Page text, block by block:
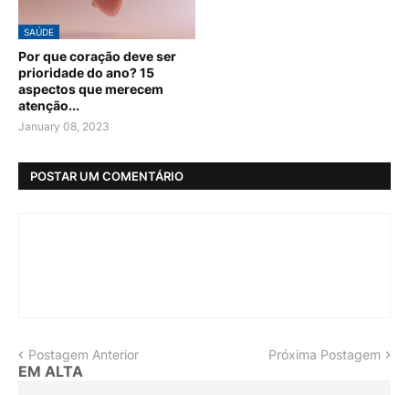
SAÚDE
Por que coração deve ser
prioridade do ano? 15
aspectos que merecem
atenção...
January 08, 2023
POSTAR UM COMENTÁRIO
Postagem Anterior Próxima Postagem
EM ALTA